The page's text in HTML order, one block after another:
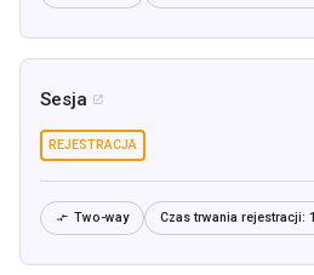
Sesja 
REJESTRACJA
 Two-way Czas trwania rejestracji: